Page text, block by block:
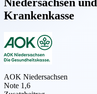
Krankenkasse
AOK Niedersachsen
Note 1,6